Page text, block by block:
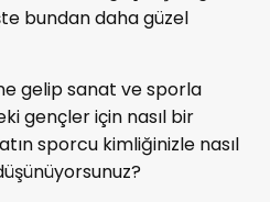
bundan daha güzel
gelip sanat ve sporla
gençler için nasıl bir
sporcu kimliğinizle nasıl